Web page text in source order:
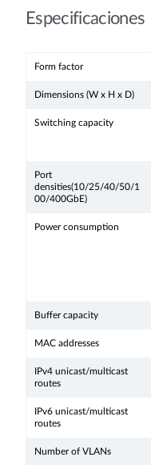
Especificaciones
Form factor
Dimensions (W x H x D)
Switching capacity
Port
densities(10/25/40/50/1
00/400GbE)
Power consumption
Buffer capacity
MAC addresses
IPv4 unicast/multicast
routes
IPv6 unicast/multicast
routes
Number of VLANs